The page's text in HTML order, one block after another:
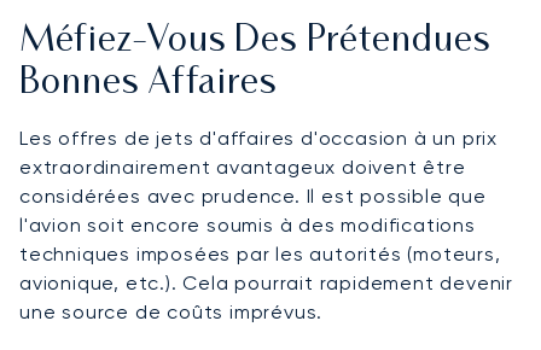
Méfiez-Vous Des Prétendues
Bonnes Affaires
Les offres de jets d'affaires d'occasion à un prix
extraordinairement avantageux doivent être
considérées avec prudence. Il est possible que
l'avion soit encore soumis à des modifications
techniques imposées par les autorités (moteurs,
avionique, etc.). Cela pourrait rapidement devenir
une source de coûts imprévus.